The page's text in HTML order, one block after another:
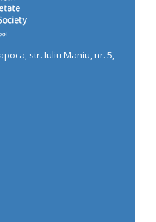
str. Iuliu Maniu, nr. 5,